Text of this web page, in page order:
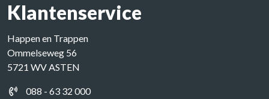
Klantenservice
Happen en Trappen
Ommelseweg 56
5721 WV ASTEN
088 - 63 32 000